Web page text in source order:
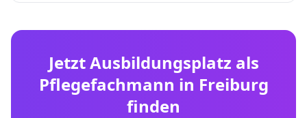
Jetzt Ausbildungsplatz als
Pflegefachmann in Freiburg
finden